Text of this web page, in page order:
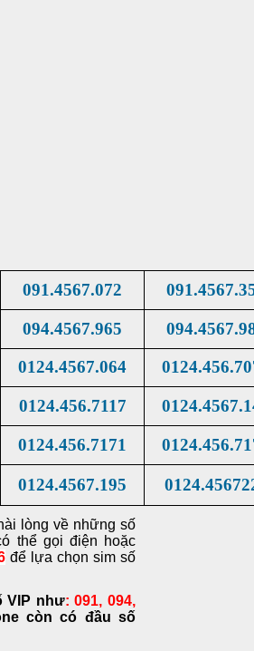
091.4567.072 091.4567.
094.4567.965 094.4567.
0124.4567.064 0124.456.
0124.456.7117 0124.4567.
0124.456.7171 0124.456.
0124.4567.195 0124.
lòng về những số
thể gọi điện hoặc
để lựa chọn sim số
VIP như: 091, 094,
còn có đầu số